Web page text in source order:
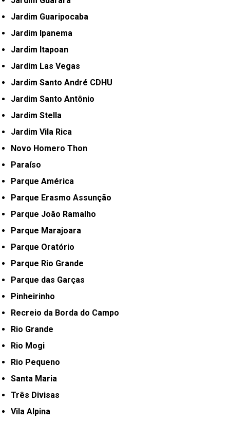
Jardim Guaripocaba
Jardim Ipanema
Jardim Itapoan
Jardim Las Vegas
Jardim Santo André CDHU
Jardim Santo Antônio
Jardim Stella
Jardim Vila Rica
Novo Homero Thon
Paraíso
Parque América
Parque Erasmo Assunção
Parque João Ramalho
Parque Marajoara
Parque Oratório
Parque Rio Grande
Parque das Garças
Pinheirinho
Recreio da Borda do Campo
Rio Grande
Rio Mogi
Rio Pequeno
Santa Maria
Três Divisas
Vila Alpina